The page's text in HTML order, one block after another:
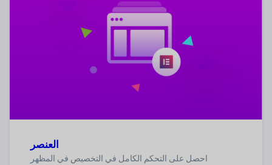
العنصر
احصل على التحكم الكامل في التخصيص في المظهر